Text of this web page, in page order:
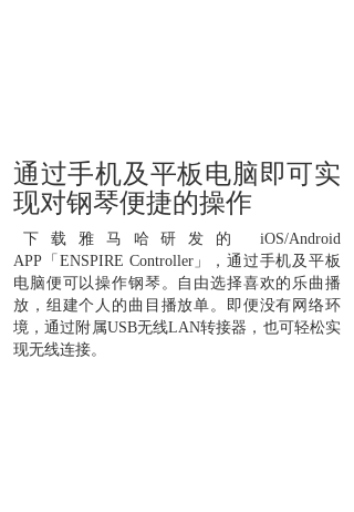
通过手机及平板电脑即可实
现对钢琴便捷的操作
下载雅马哈研发的 iOS/Android
APP「ENSPIRE Controller」，通过手机及平板
电脑便可以操作钢琴。自由选择喜欢的乐曲播
放，组建个人的曲目播放单。即便没有网络环
境，通过附属USB无线LAN转接器，也可轻松实
现无线连接。